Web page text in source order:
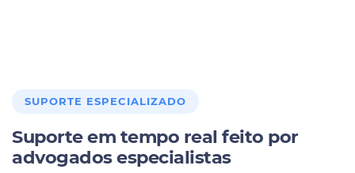
SUPORTE ESPECIALIZADO
Suporte em tempo real feito por
advogados especialistas